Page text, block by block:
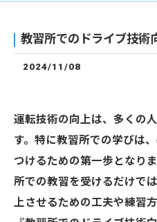
教習所でのドライブ技術
2024/11/08
運転技術の向上は、多くの
す。特に教習所での学びは
つけるための第一歩となり
所での教習を受けるだけで
上させるための工夫や練習